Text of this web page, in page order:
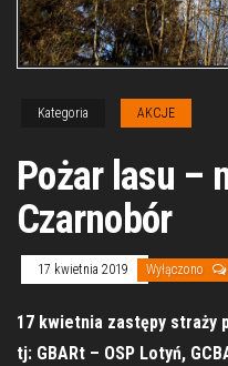
Kategoria AKCJE
Pożar lasu –
Czarnobór
17 kwietnia 2019 Wyłączono
17 kwietnia zastępy straży
tj: GBARt – OSP Lotyń,